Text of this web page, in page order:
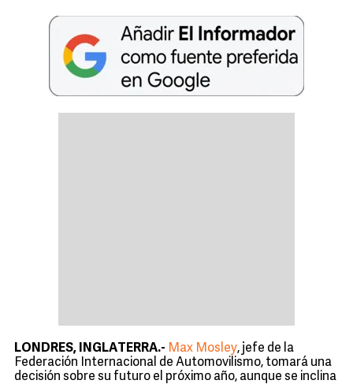
LONDRES, INGLATERRA.- Max Mosley, jefe de la
Federación Internacional de Automovilismo, tomará una
decisión sobre su futuro el próximo año, aunque se inclina